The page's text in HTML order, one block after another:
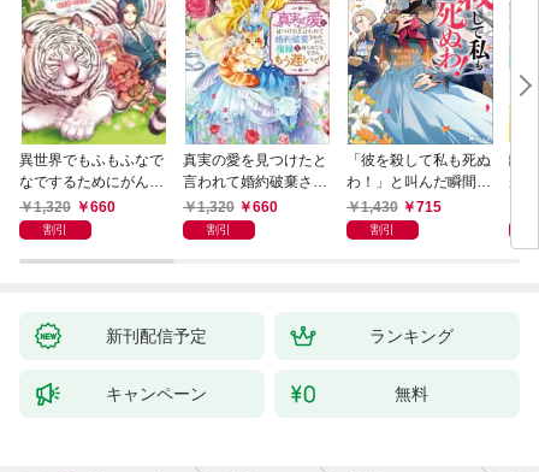
異世界でもふもふなで
なでするためにがんば
ってます。 ： 1
1,320 660
割引
真実の愛を見つけたと
言われて婚約破棄され
たので、復縁を迫られ
ても今さらもう遅いで
1,320 660
割引
「彼を殺して私も死ぬ
わ！」と叫んだ瞬間、
前世を思い出しました
～あれ、こんな人どう
1,430 715
割引
離
が
家
新刊配信予定 ランキング
キャンペーン 無料